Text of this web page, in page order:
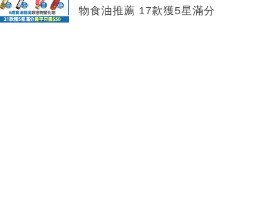
物食油推薦 17款獲5星滿分